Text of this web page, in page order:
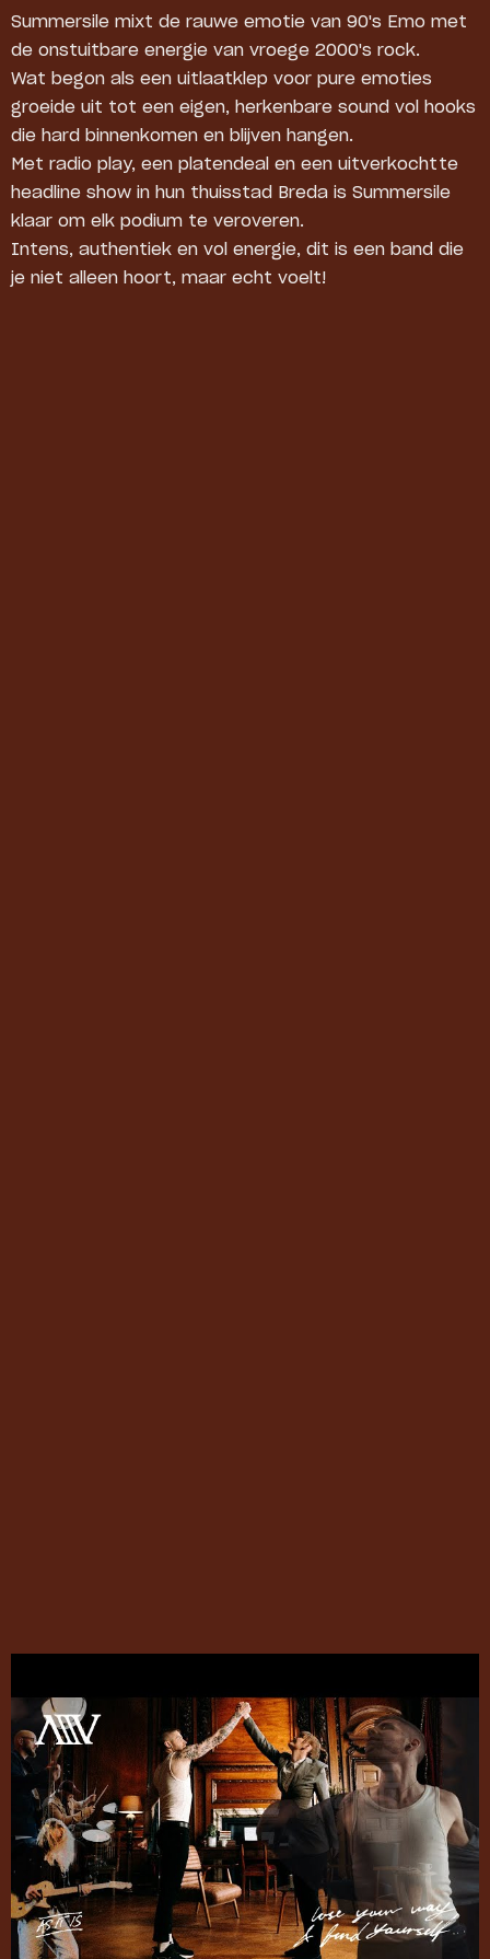
Summersile mixt de rauwe emotie van 90's Emo met
de onstuitbare energie van vroege 2000's rock.
Wat begon als een uitlaatklep voor pure emoties
groeide uit tot een eigen, herkenbare sound vol hooks
die hard binnenkomen en blijven hangen.
Met radio play, een platendeal en een uitverkochtte
headline show in hun thuisstad Breda is Summersile
klaar om elk podium te veroveren.
Intens, authentiek en vol energie, dit is een band die
je niet alleen hoort, maar echt voelt!